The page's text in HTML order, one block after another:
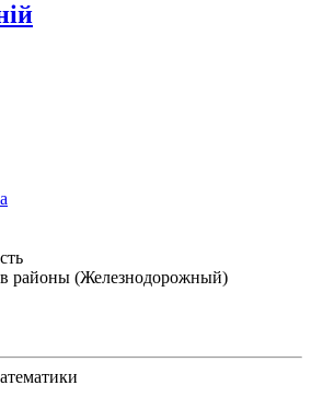
районы (Железнодорожный)